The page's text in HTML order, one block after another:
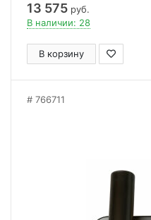
13 575 руб.
В наличии: 28
В корзину
766711